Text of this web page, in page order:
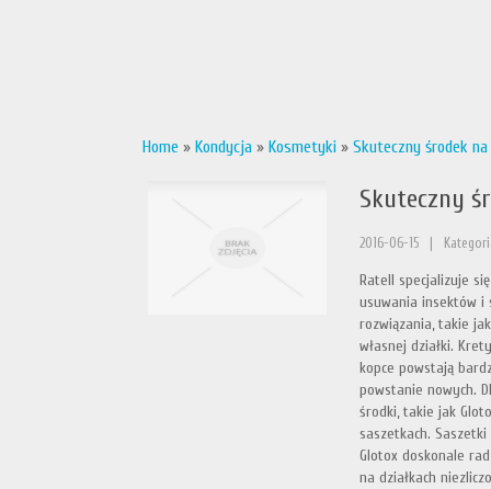
Home » Kondycja » Kosmetyki » Skuteczny środek
Skuteczny
2016-06-15
Ratell specjalizuje
usuwania insektów i
rozwiązania, takie
własnej działki.
kopce powstają
powstanie nowych.
środki, takie jak
saszetkach.
Glotox doskonale
na działkach